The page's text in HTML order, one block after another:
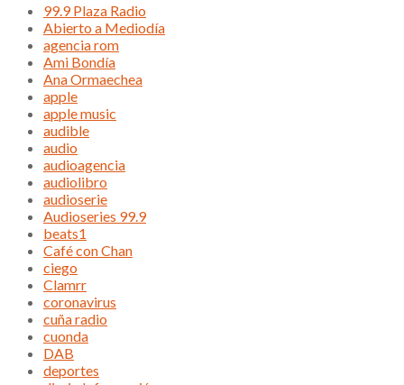
99.9 Plaza Radio
Abierto a Mediodía
agencia rom
Ami Bondía
Ana Ormaechea
apple
apple music
audible
audio
audioagencia
audiolibro
audioserie
Audioseries 99.9
beats1
Café con Chan
ciego
Clamrr
coronavirus
cuña radio
cuonda
DAB
deportes